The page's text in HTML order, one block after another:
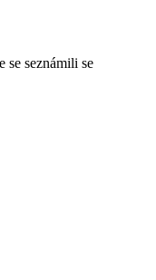
se seznámili se